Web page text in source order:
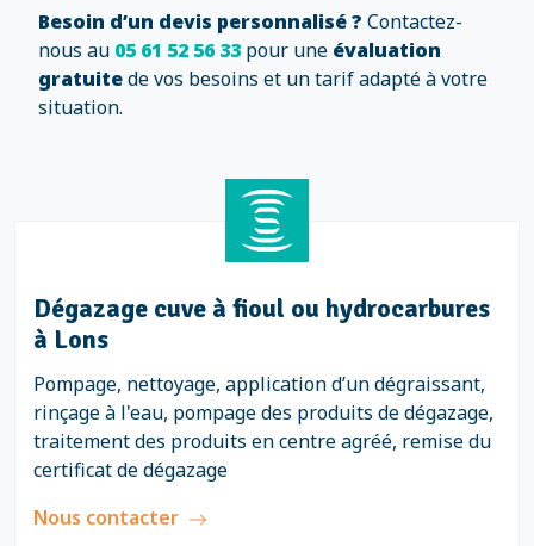
Besoin d’un devis personnalisé ? Contactez-
nous au 05 61 52 56 33 pour une évaluation
gratuitede vos besoins et un tarif adapté à votre
situation.
Dégazage cuve à fioul ou hydrocarbures
à Lons
Pompage, nettoyage, application d’un dégraissant,
rinçage à l'eau, pompage des produits de dégazage,
traitement des produits en centre agréé, remise du
certificat de dégazage
Nous contacter